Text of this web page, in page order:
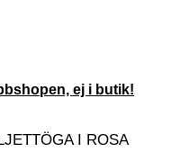
ej i butik!
I ROSA